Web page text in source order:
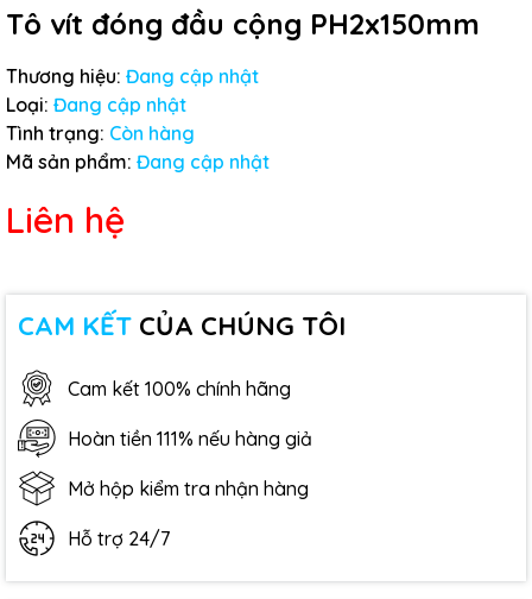
Tô vít đóng đầu cộng PH2x150mm
Thương hiệu: Đang cập nhật
Loại: Đang cập nhật
Tình trạng: Còn hàng
Mã sản phẩm: Đang cập nhật
Liên hệ
CAM KẾT CỦA CHÚNG TÔI
Cam kết 100% chính hãng
Hoàn tiền 111% nếu hàng giả
Mở hộp kiểm tra nhận hàng
Hỗ trợ 24/7